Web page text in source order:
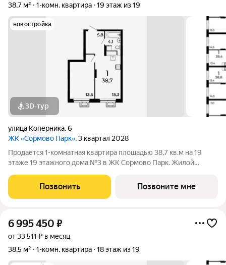
38,7 м² 1-комн. квартира 19 этаж из 19
новостройка
3D-тур
улица Коперника,6
ЖК «Сормово Парк», 3 квартал 2028
Продается 1-комнатная квартира площадью 38,7 кв.м на 19
этаже 19 этажного дома №3 в ЖК Сормово Парк. Жилой
центральной локации Сормовского района Нижнего
Новгорода. В окружении комплекса Сормовский
Позвонить Позвоните мне
6 995 450 ₽
от 33 511 ₽ в месяц
38,5 м²
1-комн. квартира 18 этаж из 19